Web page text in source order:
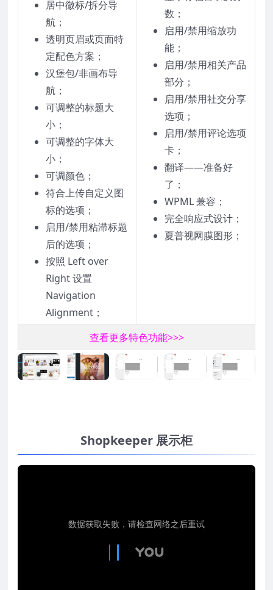
居中徽标/拆分导
航；
透明页眉或页面特
定配色方案；
汉堡包/非画布导
航；
可调整的标题大
小；
可调整的字体大
小；
可调颜色；
符合上传自定义图
标的选项；
启用/禁用粘滞标题
后的选项；
按照 Left over
Right 设置
Navigation
Alignment；
数；
启用/禁用缩放功
能；
启用/禁用相关产品
部分；
启用/禁用社交分享
选项；
启用/禁用评论选项
卡；
翻译——准备好
了；
WPML 兼容；
完全响应式设计；
夏普视网膜图形；
查看更多特色功能>>>
Shopkeeper 展示柜